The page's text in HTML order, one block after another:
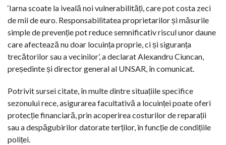
‘Iarna scoate la iveală noi vulnerabilități, care pot costa zeci
de mii de euro. Responsabilitatea proprietarilor și măsurile
simple de prevenție pot reduce semnificativ riscul unor daune
care afectează nu doar locuința proprie, ci și siguranța
trecătorilor sau a vecinilor’, a declarat Alexandru Ciuncan,
președinte și director general al UNSAR, în comunicat.
Potrivit sursei citate, în multe dintre situațiile specifice
sezonului rece, asigurarea facultativă a locuinței poate oferi
protecție financiară, prin acoperirea costurilor de reparații
sau a despăgubirilor datorate terților, în funcție de condițiile
poliței.